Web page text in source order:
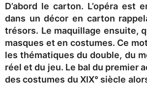
D’abord le carton. L’opéra est
dans un décor en carton
trésors. Le maquillage ensuite,
masques et en costumes. Ce
les thématiques du double, du
réel et du jeu. Le bal du premier
des costumes du XIX° siècle